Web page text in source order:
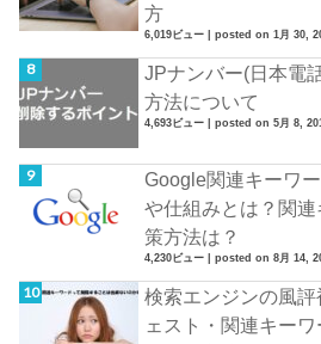
方
6,019ビュー |posted on 1月 30,
JPナンバー(日本電
方法について
4,693ビュー |posted on 5月 8,
Google関連キーワ
や仕組みとは？関
策方法は？
4,230ビュー |posted on 8月 14,
検索エンジンの風
ェスト・関連キー